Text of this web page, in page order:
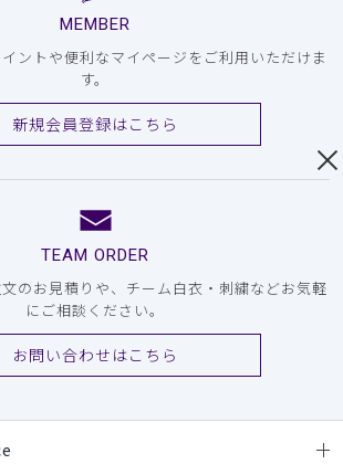
MEMBER
ントや便利なマイページをご利用いただけま
す。
新規会員登録はこちら
TEAM ORDER
のお見積りや、チーム白衣・刺繍などお気軽
にご相談ください。
お問い合わせはこちら